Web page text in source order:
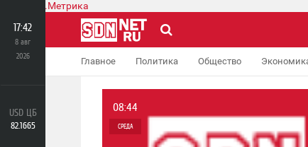
Главное Политика Общество
17:42
8 авг
2026
USD ЦБ
82.1665
SDNnet.ru»exclusive
08:44
СРЕДА